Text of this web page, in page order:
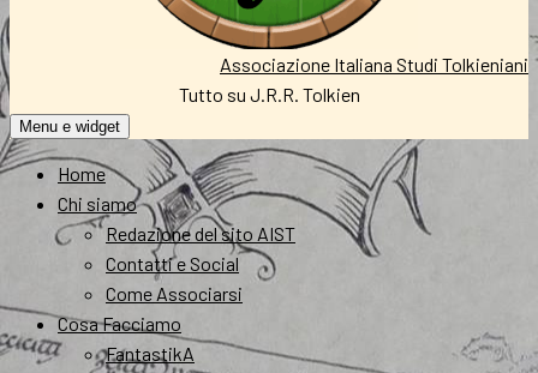
Associazione Italiana Studi Tolkieniani
Tutto su J.R.R. Tolkien
Menu e widget
Home
Chi siamo
Redazione del sito AIST
Contatti e Social
Come Associarsi
Cosa Facciamo
FantastikA